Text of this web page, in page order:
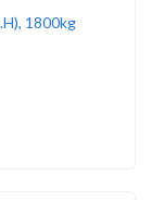
1800kg